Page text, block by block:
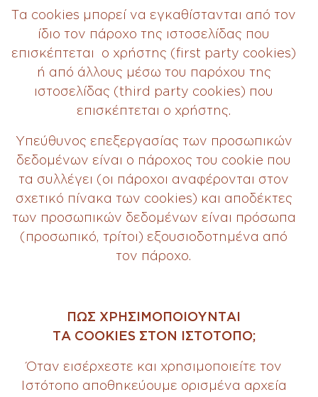
Τα cookies μπορεί να εγκαθίστανται από τον
ίδιο τον πάροχο της ιστοσελίδας που
επισκέπτεται ο χρήστης (first party cookies)
ή από άλλους μέσω του παρόχου της
ιστοσελίδας (third party cookies) που
επισκέπτεται ο χρήστης.
Υπεύθυνος επεξεργασίας των προσωπικών
δεδομένων είναι ο πάροχος του cookie που
τα συλλέγει (οι πάροχοι αναφέρονται στον
σχετικό πίνακα των cookies) και αποδέκτες
των προσωπικών δεδομένων είναι πρόσωπα
(προσωπικό, τρίτοι) εξουσιοδοτημένα από
τον πάροχο.
ΠΩΣ ΧΡΗΣΙΜΟΠΟΙΟΥΝΤΑΙ
ΤΑ COOKIES ΣΤΟΝ ΙΣΤΟΤΟΠΟ;
Όταν εισέρχεστε και χρησιμοποιείτε τον
Ιστότοπο αποθηκεύουμε ορισμένα αρχεία